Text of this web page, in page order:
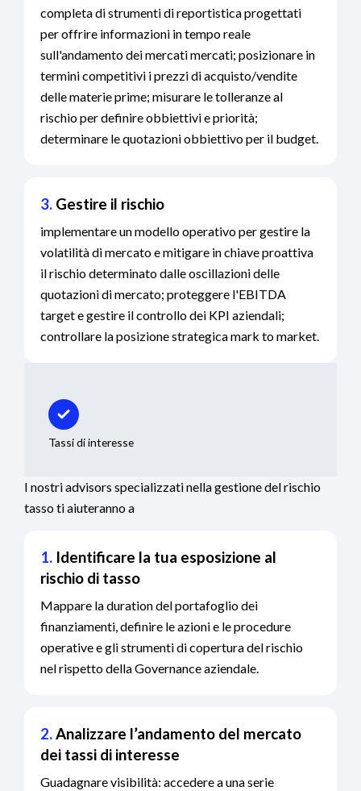
completa di strumenti di reportistica progettati
per offrire informazioni in tempo reale
sull'andamento dei mercati mercati; posizionare in
termini competitivi i prezzi di acquisto/vendite
delle materie prime; misurare le tolleranze al
rischio per definire obbiettivi e priorità;
determinare le quotazioni obbiettivo per il budget.
3. Gestire il rischio
implementare un modello operativo per gestire la
volatilità di mercato e mitigare in chiave proattiva
il rischio determinato dalle oscillazioni delle
quotazioni di mercato; proteggere l'EBITDA
target e gestire il controllo dei KPI aziendali;
controllare la posizione strategica mark to market.
Tassi di interesse
I nostri advisors specializzati nella gestione del rischio
tasso ti aiuteranno a
1. Identificare la tua esposizione al
rischio di tasso
Mappare la duration del portafoglio dei
finanziamenti, definire le azioni e le procedure
operative e gli strumenti di copertura del rischio
nel rispetto della Governance aziendale.
2.Analizzare l’andamento del mercato
dei tassi di interesse
Guadagnare visibilità: accedere a una serie